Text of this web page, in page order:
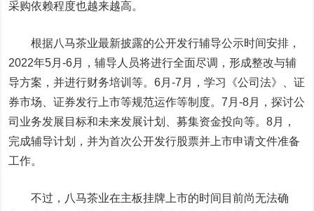
采购依赖程度也越来越高。
根据八马茶业最新披露的公开发行辅导公示时间安排，
2022年5月-6月，辅导人员将进行全面尽调，形成整改与辅
导方案，并进行财务培训等。6月-7月，学习《公司法》、证
券市场、证券发行上市等规范运作等制度。7月-8月，探讨公
司业务发展目标和未来发展计划、募集资金投向等。8月，
完成辅导计划，并为首次公开发行股票并上市申请文件准备
工作。
不过，八马茶业在主板挂牌上市的时间目前尚无法确